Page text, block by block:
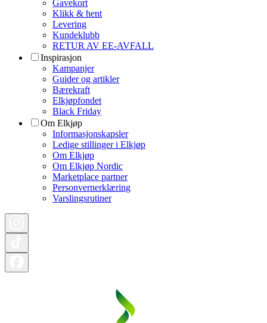
Gavekort
Klikk & hent
Levering
Kundeklubb
RETUR AV EE-AVFALL
Inspirasjon
Kampanjer
Guider og artikler
Bærekraft
Elkjøpfondet
Black Friday
Om Elkjøp
Informasjonskapsler
Ledige stillinger i Elkjøp
Om Elkjøp
Om Elkjøp Nordic
Marketplace partner
Personvernerklæring
Varslingsrutiner